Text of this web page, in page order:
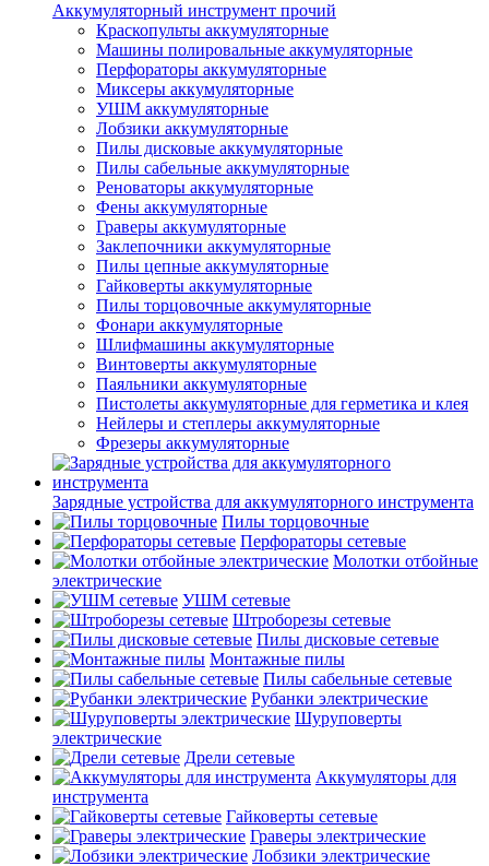
Аккумуляторный инструмент прочий
Краскопульты аккумуляторные
Машины полировальные аккумуляторные
Перфораторы аккумуляторные
Миксеры аккумуляторные
УШМ аккумуляторные
Лобзики аккумуляторные
Пилы дисковые аккумуляторные
Пилы сабельные аккумуляторные
Реноваторы аккумуляторные
Фены аккумуляторные
Граверы аккумуляторные
Заклепочники аккумуляторные
Пилы цепные аккумуляторные
Гайковерты аккумуляторные
Пилы торцовочные аккумуляторные
Фонари аккумуляторные
Шлифмашины аккумуляторные
Винтоверты аккумуляторные
Паяльники аккумуляторные
Пистолеты аккумуляторные для герметика и клея
Нейлеры и степлеры аккумуляторные
Фрезеры аккумуляторные
Зарядные устройства для аккумуляторного инструмента
Пилы торцовочные
Перфораторы сетевые
Молотки отбойные
электрические
УШМ сетевые
Штроборезы сетевые
Пилы дисковые сетевые
Монтажные пилы
Пилы сабельные сетевые
Рубанки электрические
Шуруповерты
электрические
Дрели сетевые
Аккумуляторы для
инструмента
Гайковерты сетевые
Граверы электрические
Лобзики электрические